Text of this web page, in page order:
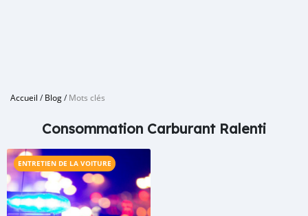
Accueil /Blog/Mots clés
Consommation Carburant Ralenti
ENTRETIEN DE LA VOITURE